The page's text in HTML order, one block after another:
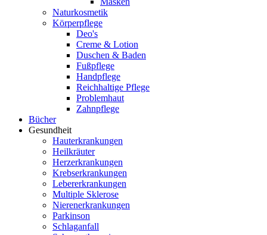
Naturkosmetik
Körperpflege
Deo's
Creme & Lotion
Duschen & Baden
Fußpflege
Handpflege
Reichhaltige Pflege
Problemhaut
Zahnpflege
Bücher
Gesundheit
Hauterkrankungen
Heilkräuter
Herzerkrankungen
Krebserkrankungen
Lebererkrankungen
Multiple Sklerose
Nierenerkrankungen
Parkinson
Schlaganfall